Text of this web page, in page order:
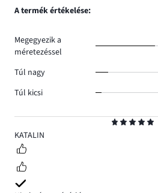
5
KATALIN
A termék értékelése:
Megegyezik a
méretezéssel
Túl nagy
Túl kicsi